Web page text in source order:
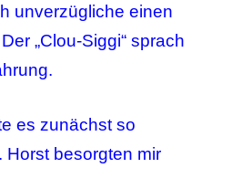
unverzügliche einen
„Clou-Siggi“ sprach
es zunächst so
Horst besorgten mir